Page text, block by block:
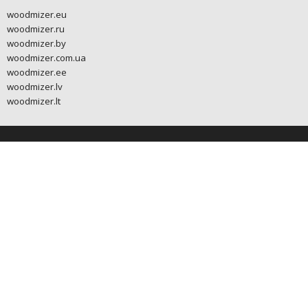
woodmizer.eu
woodmizer.ru
woodmizer.by
woodmizer.com.ua
woodmizer.ee
woodmizer.lv
woodmizer.lt